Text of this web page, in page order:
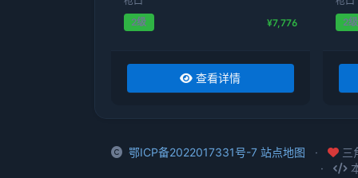
2级
¥7,776
查看详情
2级
鄂ICP备2022017331号-7 站点地图
三